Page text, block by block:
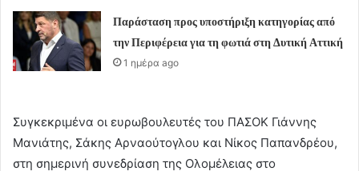
Παράσταση προς υποστήριξη κατηγορίας από
την Περιφέρεια για τη φωτιά στη Δυτική Αττική
1 ημέρα ago
Συγκεκριμένα οι ευρωβουλευτές του ΠΑΣΟΚ Γιάννης
Μανιάτης, Σάκης Αρναούτογλου και Νίκος Παπανδρέου,
στη σημερινή συνεδρίαση της Ολομέλειας στο